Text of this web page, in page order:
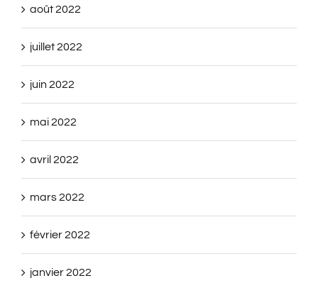
août 2022
juillet 2022
juin 2022
mai 2022
avril 2022
mars 2022
février 2022
janvier 2022